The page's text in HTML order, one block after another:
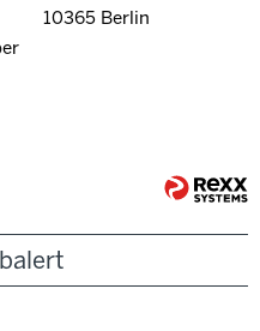
10365 Berlin